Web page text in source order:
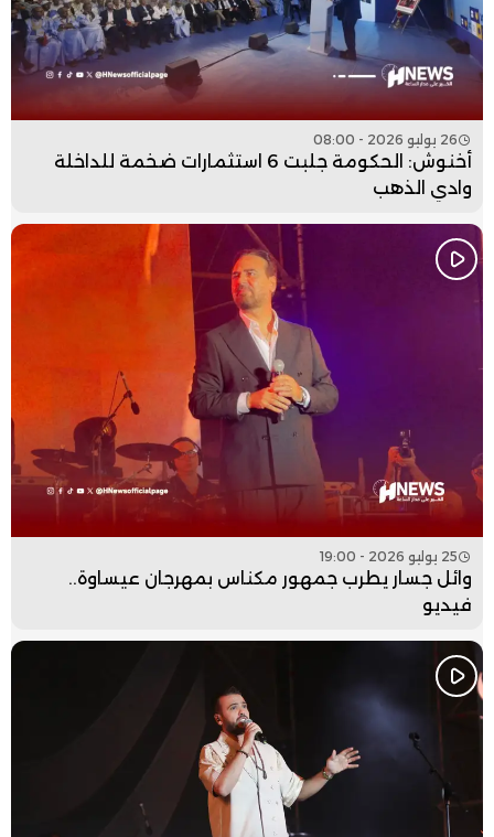
26 يوليو 2026 - 08:00
أخنوش: الحكومة جلبت 6 استثمارات ضخمة للداخلة
وادي الذهب
25 يوليو 2026 - 19:00
وائل جسار يطرب جمهور مكناس بمهرجان عيساوة..
فيديو